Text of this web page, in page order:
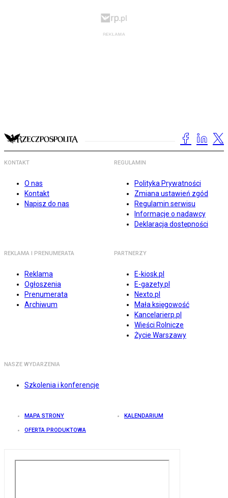
KONTAKT
O nas
Kontakt
Napisz do nas
REGULAMIN
Polityka Prywatności
Zmiana ustawień zgód
Regulamin serwisu
Informacje o nadawcy
Deklaracja dostępności
REKLAMA I PRENUMERATA
Reklama
Ogłoszenia
Prenumerata
Archiwum
PARTNERZY
E-kiosk.pl
E-gazety.pl
Nexto.pl
Mała księgowość
Kancelarierp.pl
Wieści Rolnicze
Życie Warszawy
NASZE WYDARZENIA
Szkolenia i konferencje
MAPA STRONY KALENDARIUM
OFERTA PRODUKTOWA